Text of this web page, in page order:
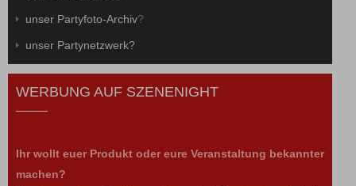
unser Partyfoto-Archiv?
unser Partynetzwerk?
WERBUNG AUF SZENENIGHT
Ihr wollt euer Produkt oder eure Veranstaltung bekannter
machen?